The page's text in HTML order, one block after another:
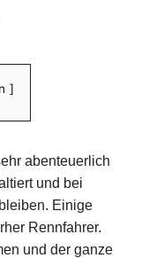
abenteuerlich
und bei
Einige
Rennfahrer.
und der ganze